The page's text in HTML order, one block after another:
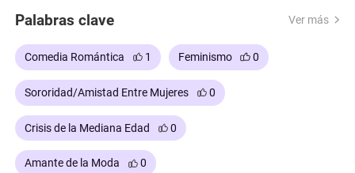
Palabras clave Ver más
Comedia Romántica 1 Feminismo 0
Sororidad/Amistad Entre Mujeres 0
Crisis de la Mediana Edad 0
Amante de la Moda 0